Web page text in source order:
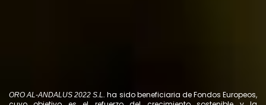
ORO AL-ANDALUS 2022 S.L. ha sido beneficiaria de Fondos Europeos,